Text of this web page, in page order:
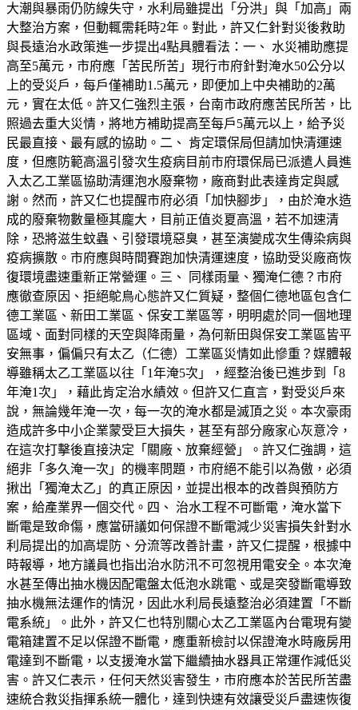
大潮與暴雨仍防線失守，水利局雖提出「分洪」與「加高」兩
大整治方案，但動輒需耗時2年。對此，許又仁針對災後救助
與長遠治水政策進一步提出4點具體看法：一、 水災補助應提
高至5萬元，市府應「苦民所苦」現行市府針對淹水50公分以
上的受災戶，每戶僅補助1.5萬元，即便加上中央補助的2萬
元，實在太低。許又仁強烈主張，台南市政府應苦民所苦，比
照過去重大災情，將地方補助提高至每戶5萬元以上，給予災
民最直接、最有感的協助。二、 肯定環保局但請加快清運速
度，但應防範高溫引發次生疫病目前市府環保局已派遣人員進
入太乙工業區協助清運泡水廢棄物，廠商對此表達肯定與感
謝。然而，許又仁也提醒市府必須「加快腳步」，由於淹水造
成的廢棄物數量極其龐大，目前正值炎夏高溫，若不加速清
除，恐將滋生蚊蟲、引發環境惡臭，甚至演變成次生傳染病與
疫病擴散。市府應與時間賽跑加快清運速度，協助受災廠商恢
復環境盡速重新正常營運。三、 同樣雨量、獨淹仁德？市府
應徹查原因、拒絕鴕鳥心態許又仁質疑，整個仁德地區包含仁
德工業區、新田工業區、保安工業區等，明明處於同一個地理
區域、面對同樣的天空與降雨量，為何新田與保安工業區皆平
安無事，偏偏只有太乙（仁德）工業區災情如此慘重？媒體報
導雖稱太乙工業區以往「1年淹5次」，經整治後已進步到「8
年淹1次」，藉此肯定治水績效。但許又仁直言，對受災戶來
說，無論幾年淹一次，每一次的淹水都是滅頂之災。本次豪雨
造成許多中小企業蒙受巨大損失，甚至有部分廠家心灰意冷，
在這次打擊後直接決定「關廠、放棄經營」。許又仁強調，這
絕非「多久淹一次」的機率問題，市府絕不能引以為傲，必須
揪出「獨淹太乙」的真正原因，並提出根本的改善與預防方
案，給產業界一個交代。四、 治水工程不可斷電，淹水當下
斷電是致命傷，應當研議如何保證不斷電減少災害損失針對水
利局提出的加高堤防、分流等改善計畫，許又仁提醒，根據中
時報導，地方議員也指出治水防汛不可忽視用電安全。本次淹
水甚至傳出抽水機因配電盤太低泡水跳電、或是突發斷電導致
抽水機無法運作的情況，因此水利局長遠整治必須建置「不斷
電系統」。此外，許又仁也特別關心太乙工業區內台電現有變
電箱建置不足以保證不斷電，應重新檢討以保證淹水時廠房用
電達到不斷電，以支援淹水當下繼續抽水器具正常運作減低災
害。許又仁表示，任何天然災害發生，市府應本於苦民所苦盡
速統合救災指揮系統一體化，達到快速有效讓受災戶盡速恢復